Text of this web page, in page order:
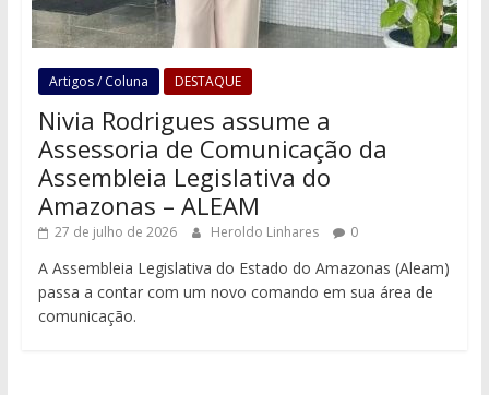
Artigos / Coluna DESTAQUE
Nivia Rodrigues assume a
Assessoria de Comunicação da
Assembleia Legislativa do
Amazonas – ALEAM
27 de julho de 2026 Heroldo Linhares 0
A Assembleia Legislativa do Estado do Amazonas (Aleam)
passa a contar com um novo comando em sua área de
comunicação.